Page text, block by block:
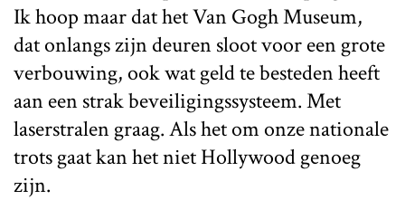
Ik hoop maar dat het Van Gogh Museum,
dat onlangs zijn deuren sloot voor een grote
verbouwing, ook wat geld te besteden heeft
aan een strak beveiligingssysteem. Met
laserstralen graag. Als het om onze nationale
trots gaat kan het niet Hollywood genoeg
zijn.